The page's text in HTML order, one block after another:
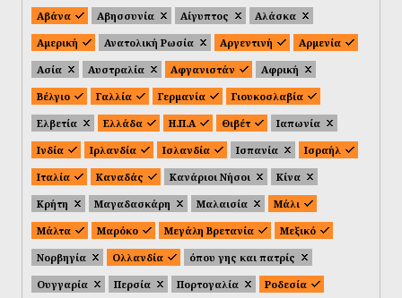
Αβάνα Αβησσυνία Αίγυπτος
Αλάσκα
Αμερική
Ανατολική Ρωσία Αργεντινή
Αρμενία
Ασία
Αυστραλία Αφγανιστάν
Αφρική
Βέλγιο
Γαλλία Γερμανία
Γιουκοσλαβία
Ελβετία
Ελλάδα Η.Π.Α Θιβέτ
Ιαπωνία
Ινδία
Ιρλανδία Ισλανδία Ισπανία
Ισραήλ
Ιταλία
Καναδάς Κανάριοι Νήσοι
Κίνα
Κρήτη
Μαγαδασκάρη Μαλαισία
Μάλι
Μάλτα
Μαρόκο Μεγάλη Βρετανία
Μεξικό
Νορβηγία
Ολλανδία
όπου γης και πατρίς
Ουγγαρία
Περσία Πορτογαλία
Ροδεσία